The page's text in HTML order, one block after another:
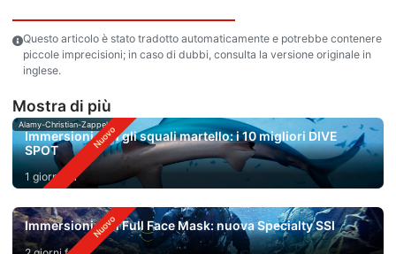
Questo articolo è stato tradotto automaticamente e potrebbe contenere
piccole imprecisioni; in caso di dubbi, consulta la versione originale in
inglese.
Mostra di più
Alamy-Christian-Zappel
Immersioni con gli squali martello: i 10 migliori DIVE
SPOT
1 giorno fa
Immersioni con Full Face Mask: nuova Specialty SSI